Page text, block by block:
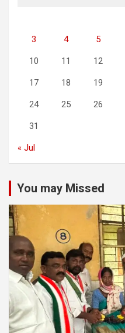
3 4 5
10 11 12
17 18 19
24 25 26
31
« Jul
You may Missed